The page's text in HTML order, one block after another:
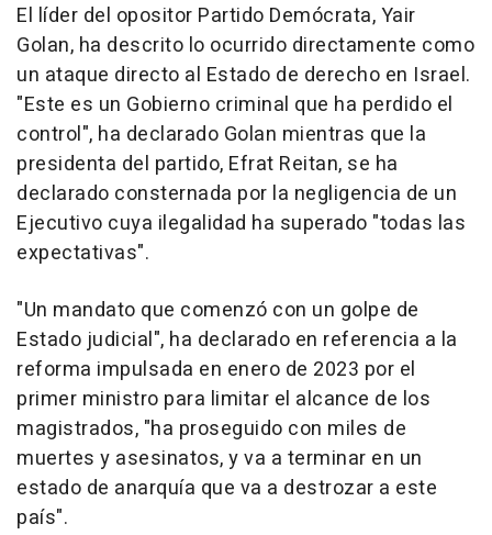
El líder del opositor Partido Demócrata, Yair
Golan, ha descrito lo ocurrido directamente como
un ataque directo al Estado de derecho en Israel.
"Este es un Gobierno criminal que ha perdido el
control", ha declarado Golan mientras que la
presidenta del partido, Efrat Reitan, se ha
declarado consternada por la negligencia de un
Ejecutivo cuya ilegalidad ha superado "todas las
expectativas".
"Un mandato que comenzó con un golpe de
Estado judicial", ha declarado en referencia a la
reforma impulsada en enero de 2023 por el
primer ministro para limitar el alcance de los
magistrados, "ha proseguido con miles de
muertes y asesinatos, y va a terminar en un
estado de anarquía que va a destrozar a este
país".